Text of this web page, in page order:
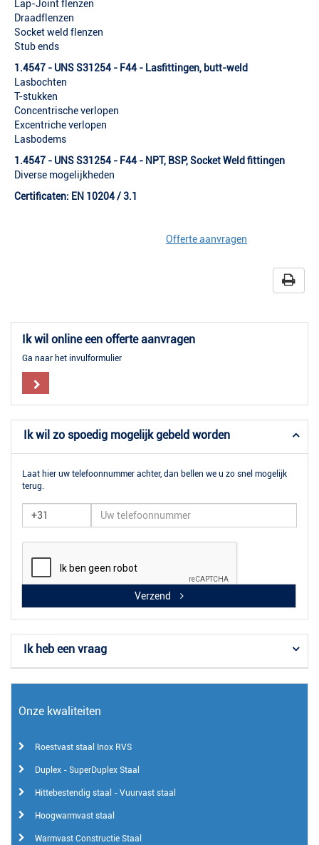
Lap-Joint flenzen
Draadflenzen
Socket weld flenzen
Stub ends
1.4547 - UNS S31254 - F44 - Lasfittingen, butt-weld
Lasbochten
T-stukken
Concentrische verlopen
Excentriche verlopen
Lasbodems
1.4547 - UNS S31254 - F44 - NPT, BSP, Socket Weld fittingen
Diverse mogelijkheden
Certificaten: EN 10204 / 3.1
Offerte aanvragen
Ik wil online een offerte aanvragen
Ga naar het invulformulier
Ik wil zo spoedig mogelijk gebeld worden
Laat hier uw telefoonnummer achter, dan bellen we u zo snel mogelijk
terug.
Verzend
Ik heb een vraag
Onze kwaliteiten
Roestvast staal Inox RVS
Duplex - SuperDuplex Staal
Hittebestendig staal - Vuurvast staal
Hoogwarmvast staal
Warmvast Constructie Staal